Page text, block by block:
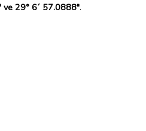
29° 6´ 57.0888".